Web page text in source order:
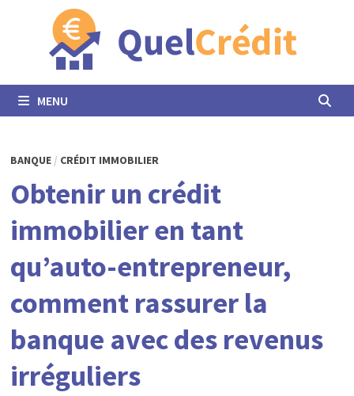
MENU
BANQUE/ CRÉDIT IMMOBILIER
Obtenir un crédit
immobilier en tant
qu’auto-entrepreneur,
comment rassurer la
banque avec des revenus
irréguliers